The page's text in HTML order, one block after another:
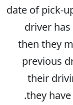
date of pick-
driver
then they
previous
their
they